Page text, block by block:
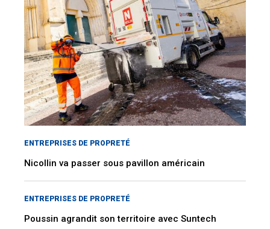
ENTREPRISES DE PROPRETÉ
Nicollin va passer sous pavillon américain
ENTREPRISES DE PROPRETÉ
Poussin agrandit son territoire avec Suntech